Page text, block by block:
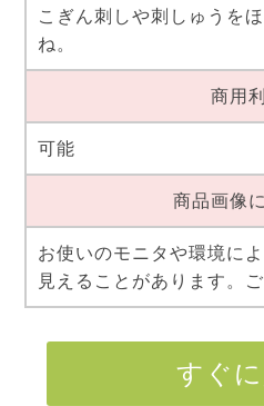
こぎん刺しや刺しゅうを
ね。
商用
可能
商品画像
お使いのモニタや環境に
見えることがあります。
すぐに